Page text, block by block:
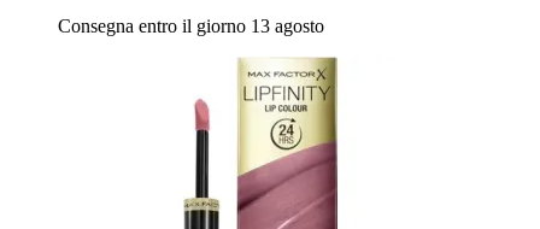
Consegna entro il giorno 13 agosto